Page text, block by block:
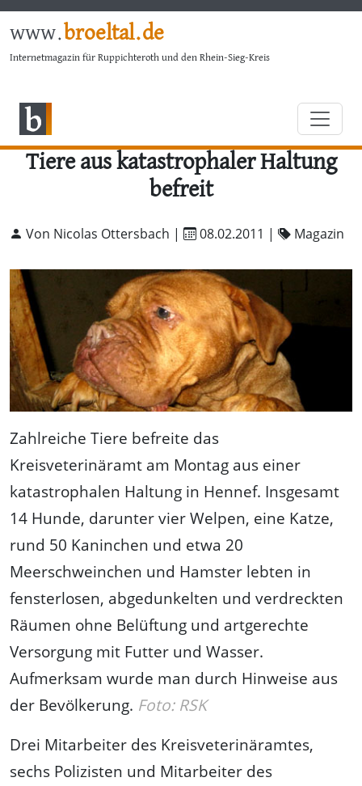
www.broeltal.de
Internetmagazin für Ruppichteroth und den Rhein-Sieg-Kreis
Tiere aus katastrophaler Haltung
befreit
Von Nicolas Ottersbach | 08.02.2011 | Magazin
Zahlreiche Tiere befreite das
Kreisveterinäramt am Montag aus einer
katastrophalen Haltung in Hennef. Insgesamt
14 Hunde, darunter vier Welpen, eine Katze,
rund 50 Kaninchen und etwa 20
Meerschweinchen und Hamster lebten in
fensterlosen, abgedunkelten und verdreckten
Räumen ohne Belüftung und artgerechte
Versorgung mit Futter und Wasser.
Aufmerksam wurde man durch Hinweise aus
der Bevölkerung. Foto: RSK
Drei Mitarbeiter des Kreisveterinäramtes,
sechs Polizisten und Mitarbeiter des